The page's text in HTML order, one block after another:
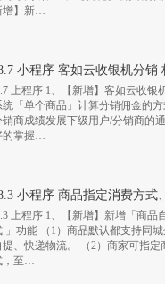
增】新…
小程序 客如云收银机分销
上程序 1、【新增】客如云收银
统「单个商品」计算分销佣金的
销商成绩发展下级用户/分销商的
的掌握…
小程序 商品指定消费方式
上程序 1、【新增】新增「商品
」功能 （1）商品默认都支持同
提、快递物流。 （2）商家可指
，至…